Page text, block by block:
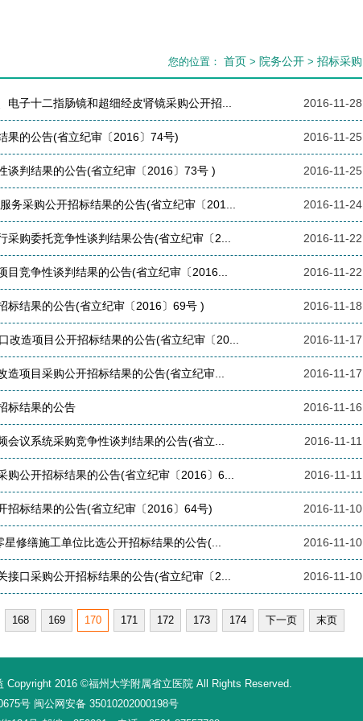
您的位置： 首页 > 院务公开 > 招标采购
子十二指肠镜和超细经皮肾镜采购公开招... 2016-11-28
果的公告(省立纪审〔2016〕74号) 2016-11-25
谈判结果的公告(省立纪审〔2016〕73号 ) 2016-11-25
务采购公开招标结果的公告(省立纪审〔201... 2016-11-24
采购委托竞争性谈判结果公告(省立纪审〔2... 2016-11-22
目竞争性谈判结果的公告(省立纪审〔2016... 2016-11-22
标结果的公告(省立纪审〔2016〕69号 ) 2016-11-18
改造项目公开招标结果的公告(省立纪审〔20... 2016-11-17
项目采购公开招标结果的公告(省立纪审... 2016-11-17
标结果的公告 2016-11-16
议系统采购竞争性谈判结果的公告(省立... 2016-11-11
购公开招标结果的公告(省立纪审〔2016〕6... 2016-11-11
招标结果的公告(省立纪审〔2016〕64号) 2016-11-10
修缮施工单位比选公开招标结果的公告(... 2016-11-10
接口采购公开招标结果的公告(省立纪审〔2... 2016-11-10
168 169 170 171 172 173 174 下一页 末页
Copyright 2016 ©福州大学附属省立医院 All Rights Reserved.
号 闽公网安备 35010202000198号